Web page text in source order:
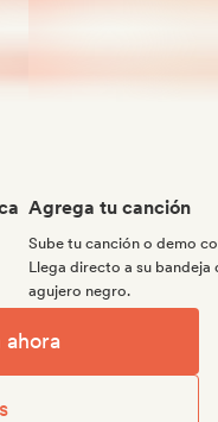
Agrega tu canción
Sube tu canción o demo
Llega directo a su bandeja
agujero negro.
ahora